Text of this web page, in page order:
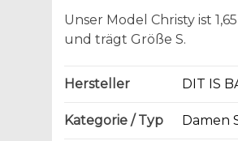
Unser Model Christy ist
und trägt Größe S.
Hersteller DIT IS
Kategorie / Typ Damen